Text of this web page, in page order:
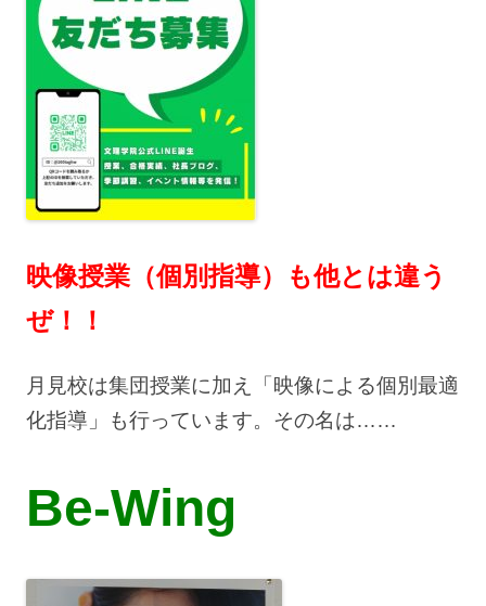
映像授業（個別指導）も他とは違う
ぜ！！
月見校は集団授業に加え「映像による個別最適
化指導」も行っています。その名は……
Be-Wing